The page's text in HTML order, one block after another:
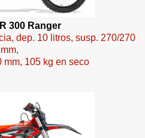
300 Ranger
dep. 10 litros, susp. 270/270
mm,
mm, 105 kg en seco